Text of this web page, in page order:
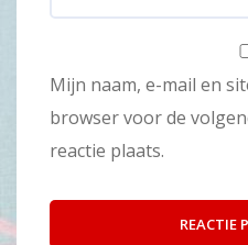
Mijn naam, e-mail en
browser voor de
reactie plaats.